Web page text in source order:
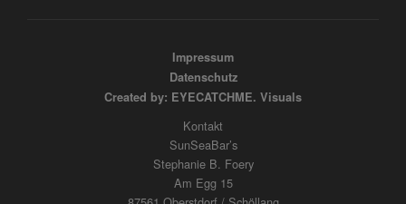
Impressum
Datenschutz
Created by: EYECATCHME. Visuals
Kontakt
SunSeaBar’s
Stephanie B. Foery
Am Egg 15